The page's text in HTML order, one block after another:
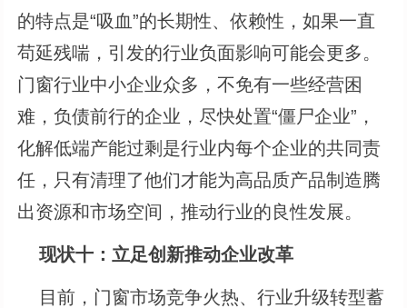
的特点是“吸血”的长期性、依赖性，如果一直
苟延残喘，引发的行业负面影响可能会更多。
门窗行业中小企业众多，不免有一些经营困
难，负债前行的企业，尽快处置“僵尸企业”，
化解低端产能过剩是行业内每个企业的共同责
任，只有清理了他们才能为高品质产品制造腾
出资源和市场空间，推动行业的良性发展。
现状十：立足创新推动企业改革
目前，门窗市场竞争火热、行业升级转型蓄